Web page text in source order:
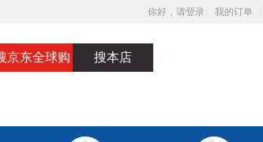
你好，请登录 我的订单
京东全球购 搜本店